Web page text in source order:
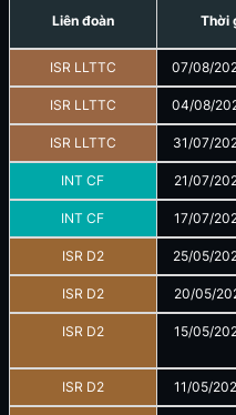
Liên đoàn Thời
ISR LLTTC 07/08/
ISR LLTTC 04/08/
ISR LLTTC 31/07/
INT CF 21/07/
INT CF 17/07/
ISR D2 25/05/
ISR D2 20/05/
ISR D2 15/05/
ISR D2 11/05/